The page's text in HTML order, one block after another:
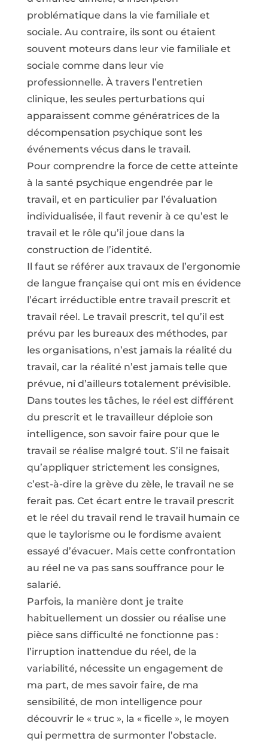
problématique dans la vie familiale et
sociale. Au contraire, ils sont ou étaient
souvent moteurs dans leur vie familiale et
sociale comme dans leur vie
professionnelle. À travers l’entretien
clinique, les seules perturbations qui
apparaissent comme génératrices de la
décompensation psychique sont les
événements vécus dans le travail.
Pour comprendre la force de cette atteinte
à la santé psychique engendrée par le
travail, et en particulier par l’évaluation
individualisée, il faut revenir à ce qu’est le
travail et le rôle qu’il joue dans la
construction de l’identité.
Il faut se référer aux travaux de l’ergonomie
de langue française qui ont mis en évidence
l’écart irréductible entre travail prescrit et
travail réel. Le travail prescrit, tel qu’il est
prévu par les bureaux des méthodes, par
les organisations, n’est jamais la réalité du
travail, car la réalité n’est jamais telle que
prévue, ni d’ailleurs totalement prévisible.
Dans toutes les tâches, le réel est différent
du prescrit et le travailleur déploie son
intelligence, son savoir faire pour que le
travail se réalise malgré tout. S’il ne faisait
qu’appliquer strictement les consignes,
c’est-à-dire la grève du zèle, le travail ne se
ferait pas. Cet écart entre le travail prescrit
et le réel du travail rend le travail humain ce
que le taylorisme ou le fordisme avaient
essayé d’évacuer. Mais cette confrontation
au réel ne va pas sans souffrance pour le
salarié.
Parfois, la manière dont je traite
habituellement un dossier ou réalise une
pièce sans difficulté ne fonctionne pas :
l’irruption inattendue du réel, de la
variabilité, nécessite un engagement de
ma part, de mes savoir faire, de ma
sensibilité, de mon intelligence pour
découvrir le « truc », la « ficelle », le moyen
qui permettra de surmonter l’obstacle.